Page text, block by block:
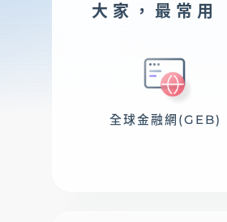
大家，最常用
全球金融網(GEB)